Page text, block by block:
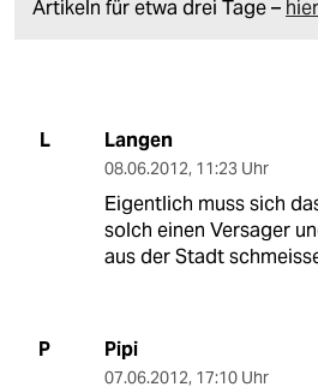
Artikeln für etwa drei Tage –
L Langen
08.06.2012, 11:23 Uhr
Eigentlich muss sich
solch einen Versager
aus der Stadt
P Pipi
07.06.2012, 17:10 Uhr